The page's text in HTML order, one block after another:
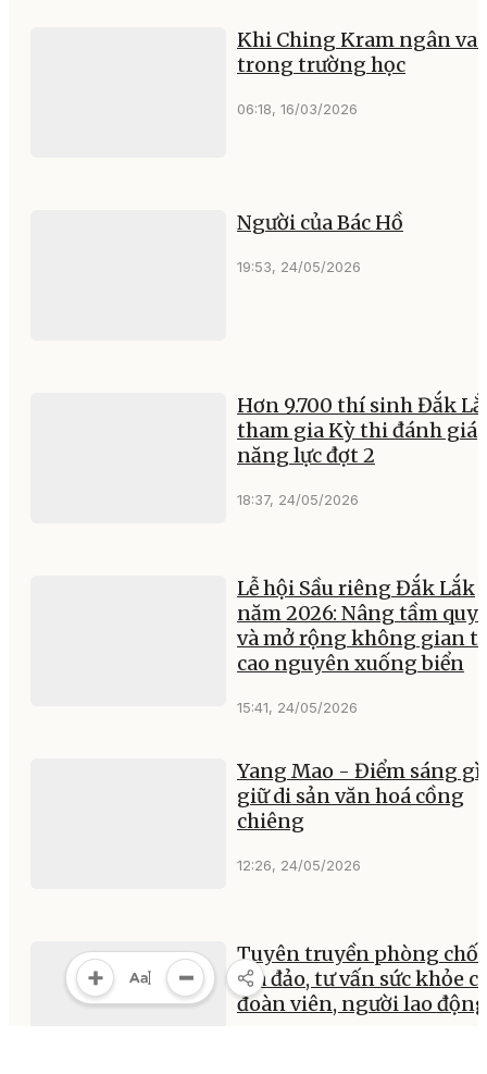
Khi Ching Kram ngân
trong trường học
06:18, 16/03/2026
Người của Bác Hồ
19:53, 24/05/2026
Hơn 9.700 thí sinh Đắk
tham gia Kỳ thi đánh giá
năng lực đợt 2
18:37, 24/05/2026
Lễ hội Sầu riêng Đắk Lắk
năm 2026: Nâng tầm quy
và mở rộng không gian
cao nguyên xuống biển
15:41, 24/05/2026
Yang Mao - Điểm sáng
giữ di sản văn hoá cồng
chiêng
12:26, 24/05/2026
Tuyên truyền phòng
lừa đảo, tư vấn sức khỏe
đoàn viên, người lao động